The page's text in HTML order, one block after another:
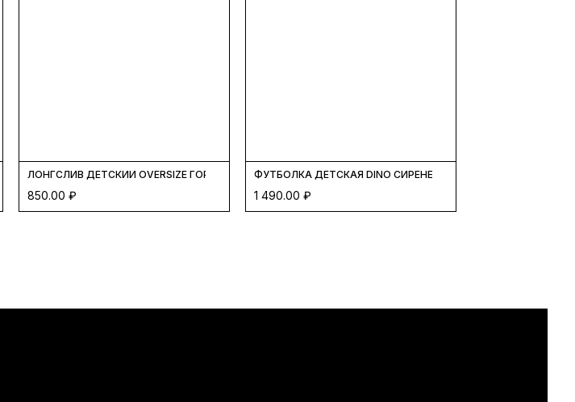
ЛОНГСЛИВ ДЕТСКИЙ OVERSIZE ГОРТЕНЗИЯ
850.00 ₽
ФУТБОЛКА ДЕТСКАЯ DINO СИРЕНЕВЫЙ
1 490.00 ₽